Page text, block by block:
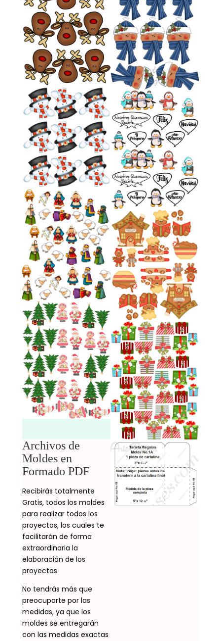
Archivos de
Moldes en
Formado PDF
Recibirás totalmente
Gratis, todos los moldes
para realizar todos los
proyectos, los cuales te
facilitarán de forma
extraordinaria la
elaboración de los
proyectos.
No tendrás más que
preocuparte por las
medidas, ya que los
moldes se entregarán
con las medidas exactas